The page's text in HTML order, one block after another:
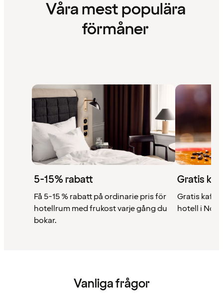
Våra mest populära
förmåner
5-15% rabatt
Få 5-15 % rabatt på ordinarie pris för
hotellrum med frukost varje gång du
bokar.
Gratis
Gratis kaffe
hotell i
Vanliga frågor